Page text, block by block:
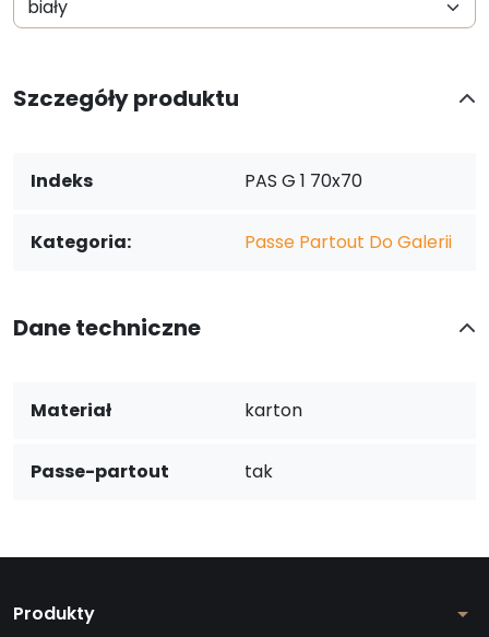
Szczegóły produktu
Indeks PAS G 1 70x70
Kategoria: Passe Partout Do Galerii
Dane techniczne
Materiał karton
Passe-partout tak
Produkty arrow_drop_down